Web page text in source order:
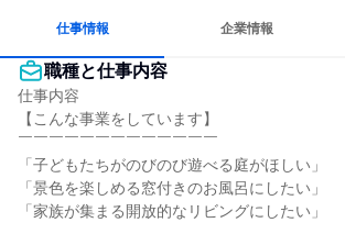
仕事情報 企業情報
職種と仕事内容
仕事内容
【こんな事業をしています】
￣￣￣￣￣￣￣￣￣￣￣￣￣
「子どもたちがのびのび遊べる庭がほしい」
「景色を楽しめる窓付きのお風呂にしたい」
「家族が集まる開放的なリビングにしたい」